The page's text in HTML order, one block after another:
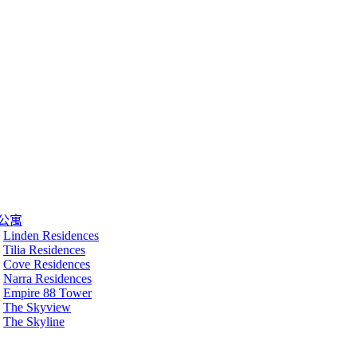
寓
Linden Residences
Tilia Residences
Cove Residences
Narra Residences
Empire 88 Tower
The Skyview
The Skyline